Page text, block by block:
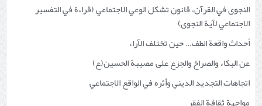
النجوى في القرآن، قانون تشكل الوعي الاجتماعي (قراءة في التفسير
الاجتماعي لآية النجوى)
أحداث واقعة الطف… حين تختلف الآراء
عن البكاء والصراخ والجزع على مصيبة الحسين(ع)
اتجاهات التجديد الديني وأثره في الواقع الاجتماعي